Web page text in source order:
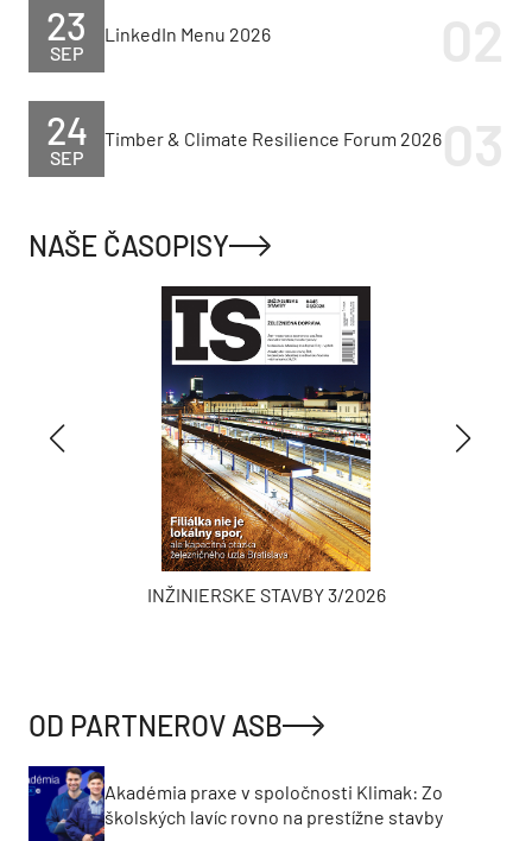
SEP
23 LinkedIn Menu 2026
SEP
24 Timber & Climate Resilience Forum 2026
NAŠE ČASOPISY
INŽINIERSKE STAVBY 3/2026
OD PARTNEROV ASB
Akadémia praxe v spoločnosti Klimak: Zo
školských lavíc rovno na prestížne stavby